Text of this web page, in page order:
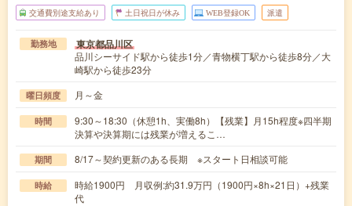
交通費別途支給あり 土日祝日が休み WEB登録OK 派遣
勤務地 東京都品川区
品川シーサイド駅から徒歩1分／青物横丁駅から徒歩8分／大
崎駅から徒歩23分
曜日頻度 月～金
時間
9:30～18:30（休憩1h、実働8h）【残業】月15h程度※四半期
決算や決算期には残業が増えるこ…
期間 8/17～契約更新のある長期 ※スタート日相談可能
時給
時給1900円 月収例:約31.9万円（1900円×8h×21日）+残業
代